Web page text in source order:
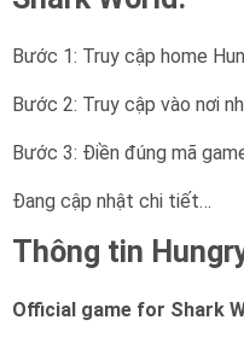
Bước 1: Truy cập home
Bước 2: Truy cập vào nơi
Bước 3: Điền đúng mã
Đang cập nhật chi tiết…
Thông tin
Official game for Shark